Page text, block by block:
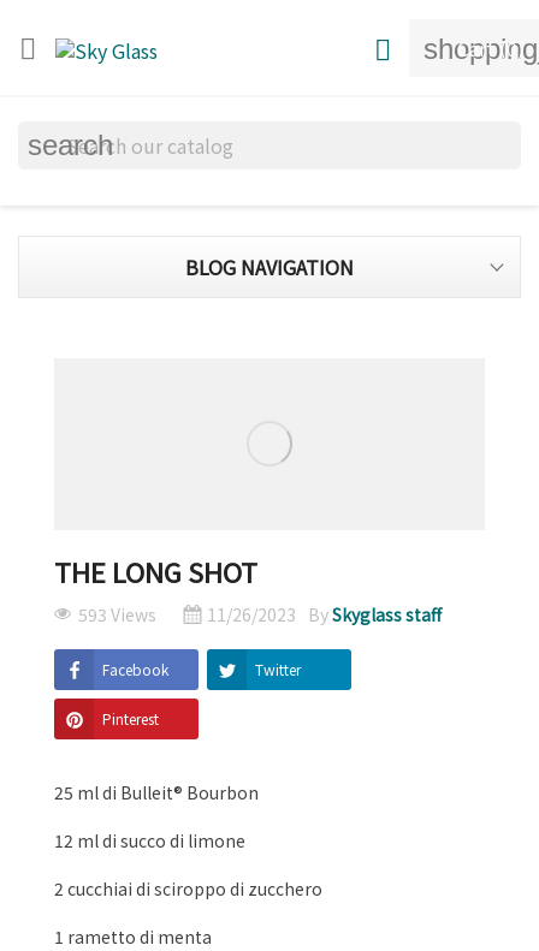
 Cart(0)

search
BLOG NAVIGATION
THE LONG SHOT
593 Views 11/26/2023 BySkyglass staff
Facebook Twitter
Pinterest
25 ml di Bulleit® Bourbon
12 ml di succo di limone
2 cucchiai di sciroppo di zucchero
1 rametto di menta